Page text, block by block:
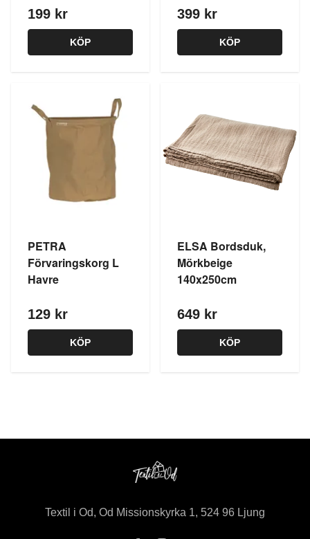
199 kr
KÖP
399 kr
KÖP
PETRA
Förvaringskorg L
Havre
129 kr
KÖP
ELSA Bordsduk,
Mörkbeige
140x250cm
649 kr
KÖP
Textil i Od, Od Missionskyrka 1, 524 96 Ljung